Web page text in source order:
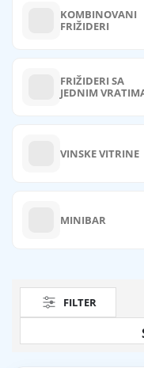
KOMBINOVANI
FRIŽIDERI
FRIŽIDERI SA
JEDNIM
VINSKE VITRINE
MINIBAR
FILTER